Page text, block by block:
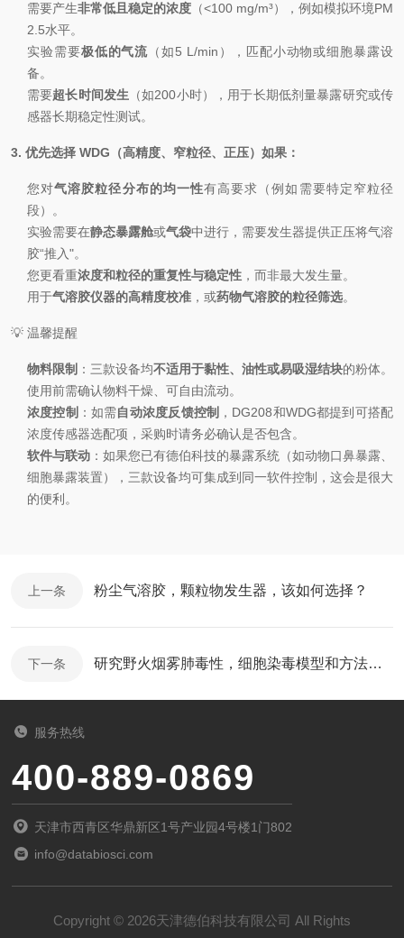
需要产生非常低且稳定的浓度 （<100 mg/m³），例如模拟环境PM
2.5水平。
实验需要极低的气流 （如5 L/min），匹配小动物或细胞暴露设
备。
需要超长时间发生 （如200小时），用于长期低剂量暴露研究或传
感器长期稳定性测试。
3. 优先选择 WDG（高精度、窄粒径、正压）如果：
您对气溶胶粒径分布的均一性有高要求（例如需要特定窄粒径
段）。
实验需要在静态暴露舱或气袋中进行，需要发生器提供正压将气溶
胶“推入"。
您更看重浓度和粒径的重复性与稳定性 ，而非最大发生量。
用于气溶胶仪器的高精度校准 ，或药物气溶胶的粒径筛选。
💡 温馨提醒
物料限制 ：三款设备均不适用于黏性、油性或易吸湿结块的粉体。
使用前需确认物料干燥、可自由流动。
浓度控制 ：如需自动浓度反馈控制 ，DG208和WDG都提到可搭配
浓度传感器选配项，采购时请务必确认是否包含。
软件与联动 ：如果您已有德伯科技的暴露系统（如动物口鼻暴露、
细胞暴露装置），三款设备均可集成到同一软件控制，这会是很大
的便利。
上一条 粉尘气溶胶，颗粒物发生器，该如何选择？
下一条 研究野火烟雾肺毒性，细胞染毒模型和方法怎么选？
服务热线
400-889-0869
天津市西青区华鼎新区1号产业园4号楼1门802
info@databiosci.com
Copyright © 2026天津德伯科技有限公司 All Rights